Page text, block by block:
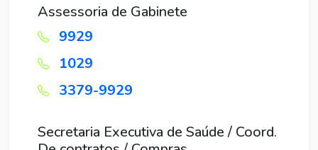
Assessoria de Gabinete
9929
1029
3379-9929
Secretaria Executiva de Saúde / Coord.